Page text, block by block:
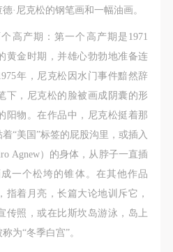
·尼克松的钢笔画和一幅油画。
高产期：第一个高产期是1971
黄金时期，并雄心勃勃地准备连
年，尼克松因水门事件黯然辞
下，尼克松的脸被画成阴囊的形
阳物。在作品中，尼克松挺着那
“美国”标签的屁股沟里，或插入
Agnew）的身体，从脖子一直插
一个松垮的锥体。在其他作品
指着月亮，长篇大论地训斥它，
传照，或在比斯坎岛游泳，岛上
为“冬季白宫”。
安全免责协议书
参加与退出、风险与责任自
，参加者应有必要的风险意
中华人民共和国的相关法
和社会公德规范，并应该具
互相帮助和助人为乐的良好
年人（具有完全民事行为
安全免责协议书
参加与退出、风险与责任自
，参加者应有必要的风险意
中华人民共和国的相关法
和社会公德规范，并应该具
互相帮助和助人为乐的良好
年人（具有完全民事行为
安全免责协议书
参加与退出、风险与责任自
，参加者应有必要的风险意
中华人民共和国的相关法
和社会公德规范，并应该具
互相帮助和助人为乐的良好
年人（具有完全民事行为